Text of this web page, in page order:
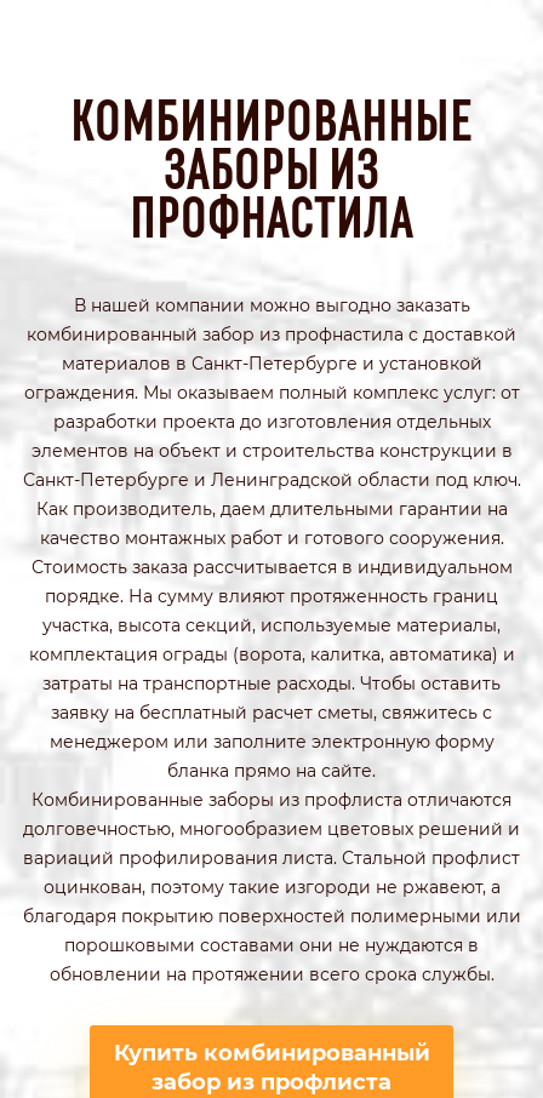
КОМБИНИРОВАННЫЕ
ЗАБОРЫ ИЗ
ПРОФНАСТИЛА
В нашей компании можно выгодно заказать
комбинированный забор из профнастила с доставкой
материалов в Санкт-Петербурге и установкой
ограждения. Мы оказываем полный комплекс услуг: от
разработки проекта до изготовления отдельных
элементов на объект и строительства конструкции в
Санкт-Петербурге и Ленинградской области под ключ.
Как производитель, даем длительными гарантии на
качество монтажных работ и готового сооружения.
Стоимость заказа рассчитывается в индивидуальном
порядке. На сумму влияют протяженность границ
участка, высота секций, используемые материалы,
комплектация ограды (ворота, калитка, автоматика) и
затраты на транспортные расходы. Чтобы оставить
заявку на бесплатный расчет сметы, свяжитесь с
менеджером или заполните электронную форму
бланка прямо на сайте.
Комбинированные заборы из профлиста отличаются
долговечностью, многообразием цветовых решений и
вариаций профилирования листа. Стальной профлист
оцинкован, поэтому такие изгороди не ржавеют, а
благодаря покрытию поверхностей полимерными или
порошковыми составами они не нуждаются в
обновлении на протяжении всего срока службы.
Купить комбинированный
забор из профлиста